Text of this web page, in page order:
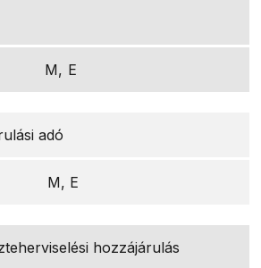
M, E
adó
M, E
hozzájárulás